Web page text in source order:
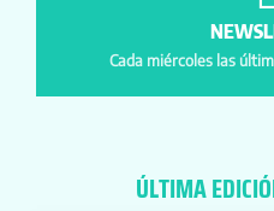
Cada miércoles las
ÚLTIMA